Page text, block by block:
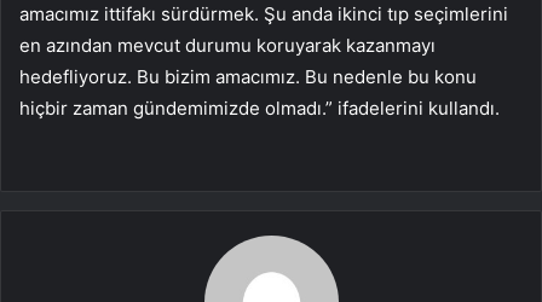
amacımız ittifakı sürdürmek. Şu anda ikinci tıp seçimlerini
en azından mevcut durumu koruyarak kazanmayı
hedefliyoruz. Bu bizim amacımız. Bu nedenle bu konu
hiçbir zaman gündemimizde olmadı.” ifadelerini kullandı.